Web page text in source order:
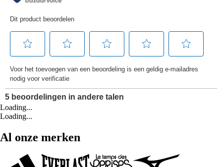
Loading...
Loading...
Al onze merken